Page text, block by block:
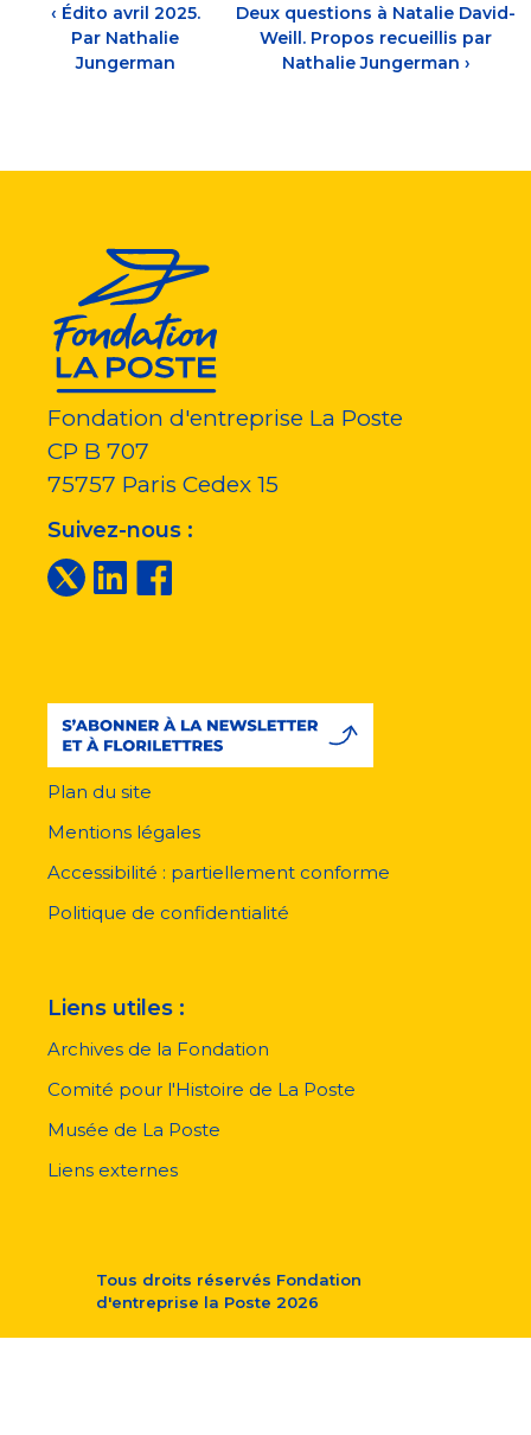
‹ Édito avril 2025.
Par Nathalie
Jungerman
Deux questions à Natalie David-
Weill. Propos recueillis par
Nathalie Jungerman ›
Fondation d'entreprise La Poste
CP B 707
75757 Paris Cedex 15
Suivez-nous :
pied
page
Plan du site
Mentions légales
Accessibilité : partiellement conforme
Politique de confidentialité
Liens utiles :
Archives de la Fondation
Comité pour l'Histoire de La Poste
Musée de La Poste
Liens externes
Tous droits réservés Fondation
d'entreprise la Poste 2026